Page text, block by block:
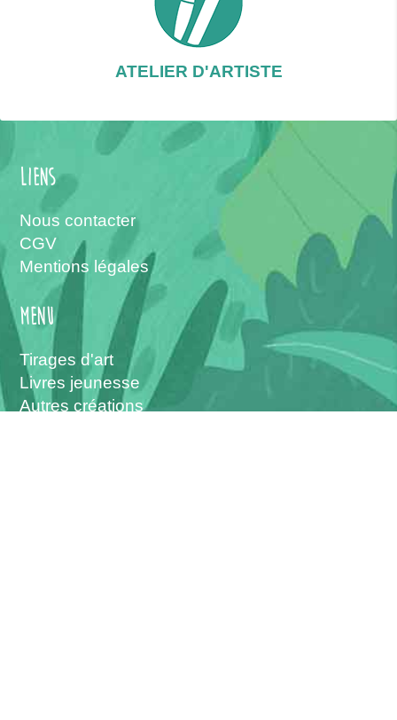
ATELIER D'ARTISTE
Liens
Nous contacter
CGV
Mentions légales
menu
Tirages d'art
Livres jeunesse
Autres créations